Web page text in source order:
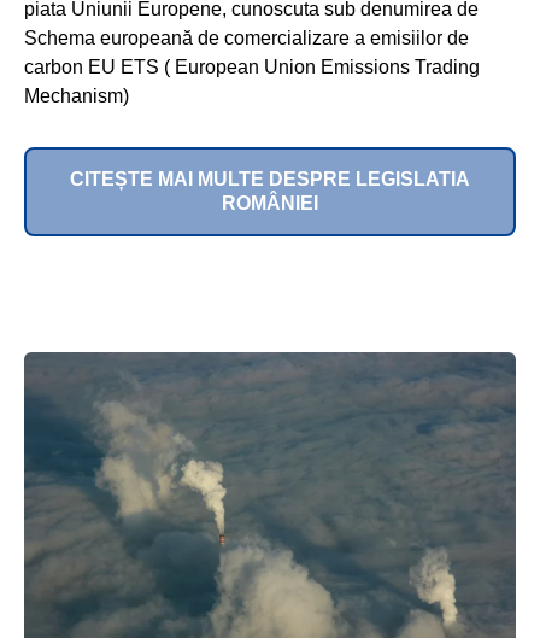
piata Uniunii Europene, cunoscuta sub denumirea de
Schema europeană de comercializare a emisiilor de
carbon EU ETS ( European Union Emissions Trading
Mechanism)
CITEȘTE MAI MULTE DESPRE LEGISLATIA
ROMÂNIEI